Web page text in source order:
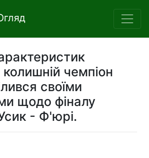
чемпіон
своїми
щодо фіналу
- Ф'юрі.